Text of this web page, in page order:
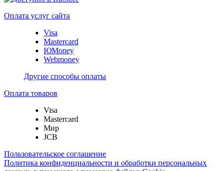
Оплата услуг сайта
Visa
Mastercard
ЮMoney
Webmoney
Другие способы оплаты
Оплата товаров
Visa
Mastercard
Мир
JCB
Пользовательское соглашение
Политика конфиденциальности и обработки персональных